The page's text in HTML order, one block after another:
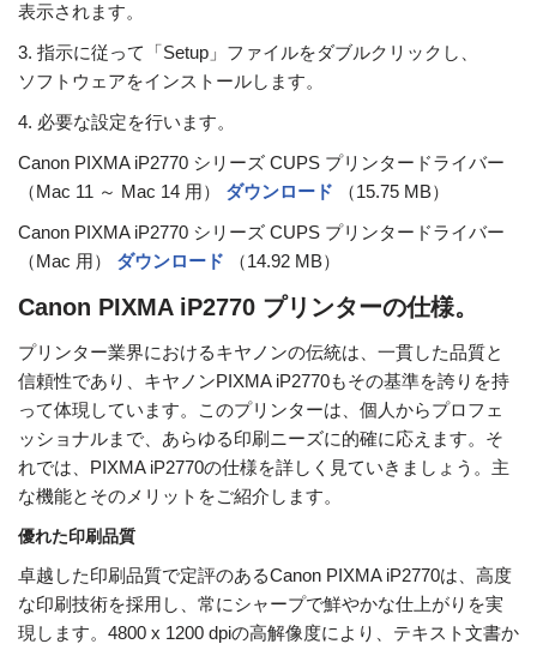
表示されます。
3. 指示に従って「Setup」ファイルをダブルクリックし、
ソフトウェアをインストールします。
4. 必要な設定を行います。
Canon PIXMA iP2770 シリーズ CUPS プリンタードライバー
（Mac 11 ～ Mac 14 用） ダウンロード
（15.75 MB）
Canon PIXMA iP2770 シリーズ CUPS プリンタードライバー
（Mac 用） ダウンロード （14.92 MB）
Canon PIXMA iP2770 プリンターの仕様。
プリンター業界におけるキヤノンの伝統は、一貫した品質と
信頼性であり、キヤノンPIXMA iP2770もその基準を誇りを持
って体現しています。このプリンターは、個人からプロフェ
ッショナルまで、あらゆる印刷ニーズに的確に応えます。そ
れでは、PIXMA iP2770の仕様を詳しく見ていきましょう。主
な機能とそのメリットをご紹介します。
優れた印刷品質
卓越した印刷品質で定評のあるCanon PIXMA iP2770は、高度
な印刷技術を採用し、常にシャープで鮮やかな仕上がりを実
現します。4800 x 1200 dpiの高解像度により、テキスト文書か